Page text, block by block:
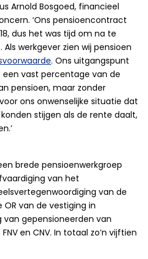
Arnold Bosgoed, financieel
‘Ons pensioencontract
dus het was tijd om na te
werkgever zien wij pensioen
. Ons uitgangspunt
vast percentage van de
pensioen, maar zonder
ons onwenselijke situatie dat
stijgen als de rente daalt,
brede pensioenwerkgroep
van het
van de
van de vestiging in
van gepensioneerden van
en CNV. In totaal zo’n vijftien